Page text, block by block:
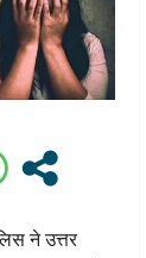
ने उत्तर